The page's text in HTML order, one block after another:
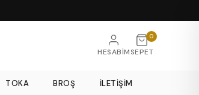
HESABIM
0
SEPET
TOKA BROŞ İLETIŞIM